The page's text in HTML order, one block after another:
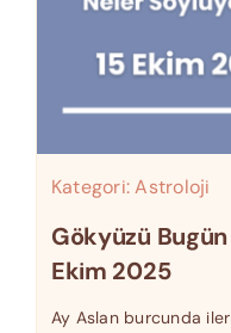
Kategori:Astroloji
Gökyüzü
Ekim 2025
Ay Aslan burcunda